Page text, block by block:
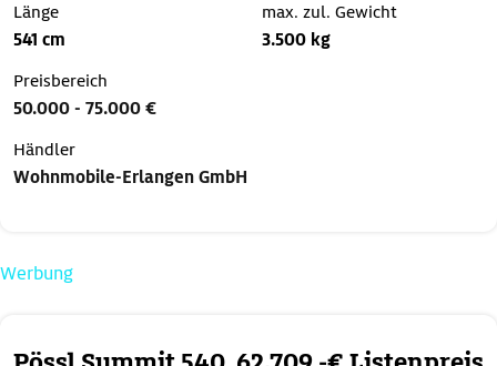
Länge
541 cm
max. zul. Gewicht
3.500 kg
Preisbereich
50.000 - 75.000 €
Händler
Wohnmobile-Erlangen GmbH
Werbung